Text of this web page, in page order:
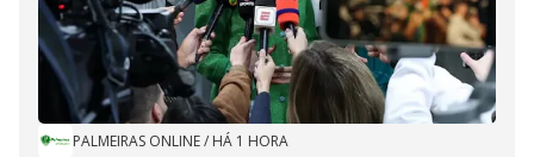
PALMEIRAS ONLINE/ HÁ 1 HORA